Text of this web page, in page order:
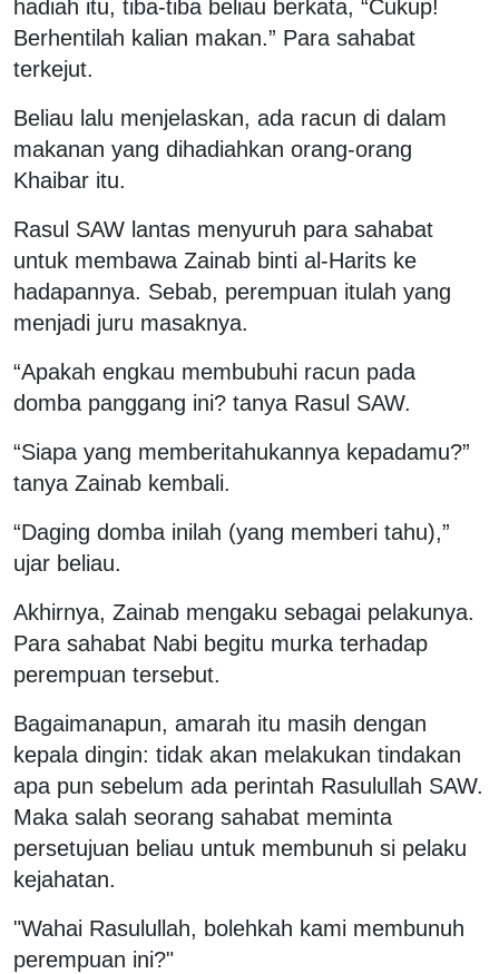
hadiah itu, tiba-tiba beliau berkata, “Cukup!
Berhentilah kalian makan.” Para sahabat
terkejut.
Beliau lalu menjelaskan, ada racun di dalam
makanan yang dihadiahkan orang-orang
Khaibar itu.
Rasul SAW lantas menyuruh para sahabat
untuk membawa Zainab binti al-Harits ke
hadapannya. Sebab, perempuan itulah yang
menjadi juru masaknya.
“Apakah engkau membubuhi racun pada
domba panggang ini? tanya Rasul SAW.
“Siapa yang memberitahukannya kepadamu?”
tanya Zainab kembali.
“Daging domba inilah (yang memberi tahu),”
ujar beliau.
Akhirnya, Zainab mengaku sebagai pelakunya.
Para sahabat Nabi begitu murka terhadap
perempuan tersebut.
Bagaimanapun, amarah itu masih dengan
kepala dingin: tidak akan melakukan tindakan
apa pun sebelum ada perintah Rasulullah SAW.
Maka salah seorang sahabat meminta
persetujuan beliau untuk membunuh si pelaku
kejahatan.
"Wahai Rasulullah, bolehkah kami membunuh
perempuan ini?"